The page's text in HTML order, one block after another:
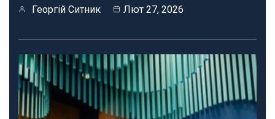
Георгій Ситник Лют 27, 2026